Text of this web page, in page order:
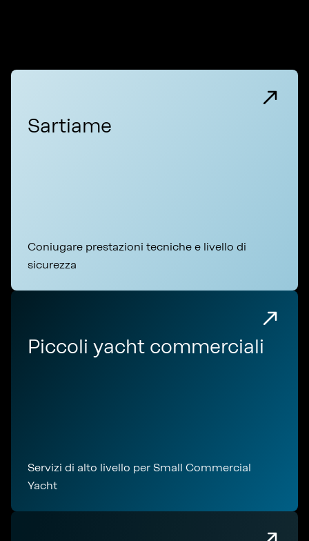
Sartiame
Coniugare prestazioni tecniche e livello di
sicurezza
Piccoli yacht commerciali
Servizi di alto livello per Small Commercial
Yacht